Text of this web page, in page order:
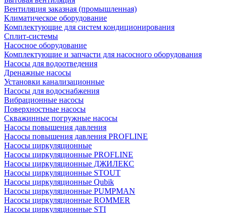
Вентиляция заказная (промышленная)
Климатическое оборудование
Комплектующие для систем кондиционирования
Сплит-системы
Насосное оборудование
Комплектующие и запчасти для насосного оборудования
Насосы для водоотведения
Дренажные насосы
Установки канализационные
Насосы для водоснабжения
Вибрационные насосы
Поверхностные насосы
Скважинные погружные насосы
Насосы повышения давления
Насосы повышения давления PROFLINE
Насосы циркуляционные
Насосы циркуляционные PROFLINE
Насосы циркуляционные ДЖИЛЕКС
Насосы циркуляционные STOUT
Насосы циркуляционные Qubik
Насосы циркуляционные PUMPMAN
Насосы циркуляционные ROMMER
Насосы циркуляционные STI